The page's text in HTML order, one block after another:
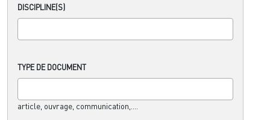
DISCIPLINE(S)
TYPE DE DOCUMENT
article, ouvrage, communication,....